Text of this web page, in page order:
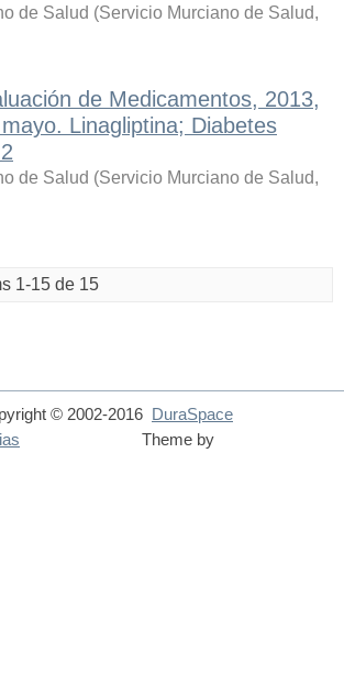
de Salud (Servicio Murciano de Salud,
de Medicamentos, 2013,
Linagliptina; Diabetes
de Salud (Servicio Murciano de Salud,
1-15 de 15
© 2002-2016
DuraSpace
Theme by